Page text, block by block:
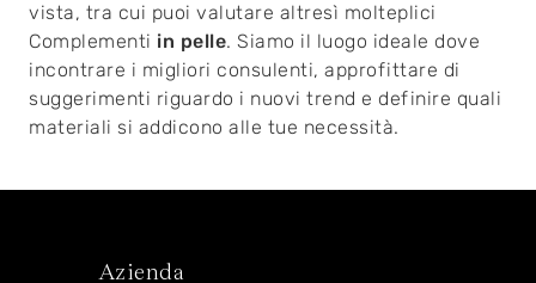
vista, tra cui puoi valutare altresì molteplici
Complementi in pelle. Siamo il luogo ideale dove
incontrare i migliori consulenti, approfittare di
suggerimenti riguardo i nuovi trend e definire quali
materiali si addicono alle tue necessità.
Azienda